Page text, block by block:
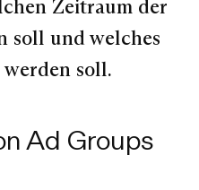
Zeitraum der
soll und welches
soll.
Ad Groups